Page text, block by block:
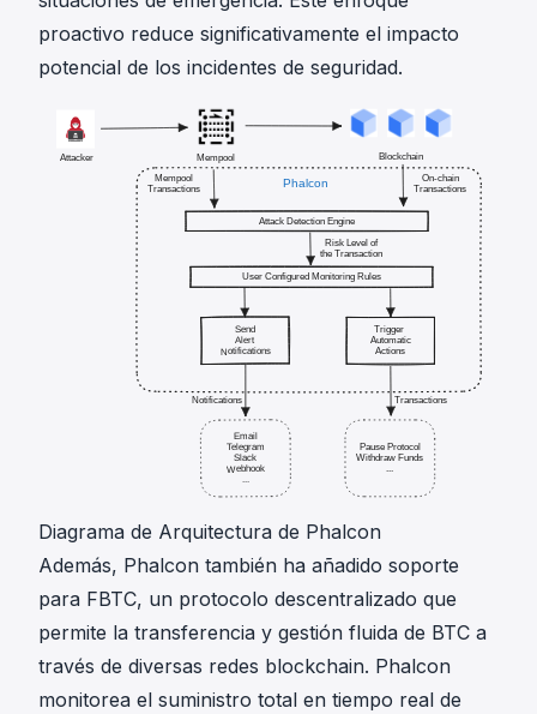
proactivo reduce significativamente el impacto
potencial de los incidentes de seguridad.
Diagrama de Arquitectura de Phalcon
Además, Phalcon también ha añadido soporte
para FBTC, un protocolo descentralizado que
permite la transferencia y gestión fluida de BTC a
través de diversas redes blockchain. Phalcon
monitorea el suministro total en tiempo real de